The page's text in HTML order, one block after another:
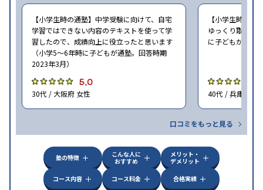
【小学生時の通塾】中学受験に向けて、自宅
学習ではできない内容のテキストを使って学
習したので、成績向上に役立ったと思います
（小学5〜6年時に子どもが通塾。回答時期
2023年3月）
5.0
30代 / 大阪府 女性
【小学生時の通
ゆっくり取り組
に子どもが通塾
40代 / 兵庫県 女
口コミをもっと見る
塾の特徴
こんな人に
おすすめ
メリット・
デメリット
コース内容
コース料金 合格実績